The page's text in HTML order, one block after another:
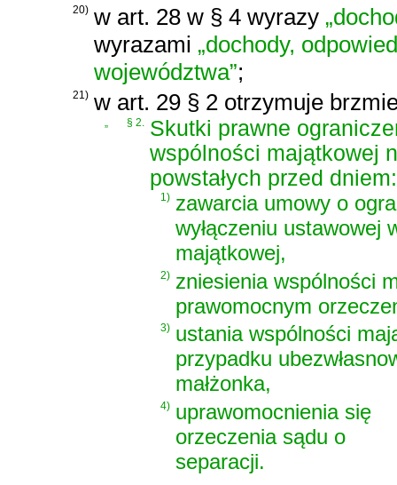
20) w art. 28 w § 4 wyrazy
wyrazami „dochody,
województwa”;
21) w art. 29 § 2 otrzymuje
„ § 2. Skutki prawne
wspólności majątkowej
powstałych przed dniem:
1) zawarcia umowy o
wyłączeniu ustawowej
majątkowej,
2) zniesienia wspólności
prawomocnym
3) ustania wspólności
przypadku
małżonka,
4) uprawomocnienia się
orzeczenia sądu o
separacji.